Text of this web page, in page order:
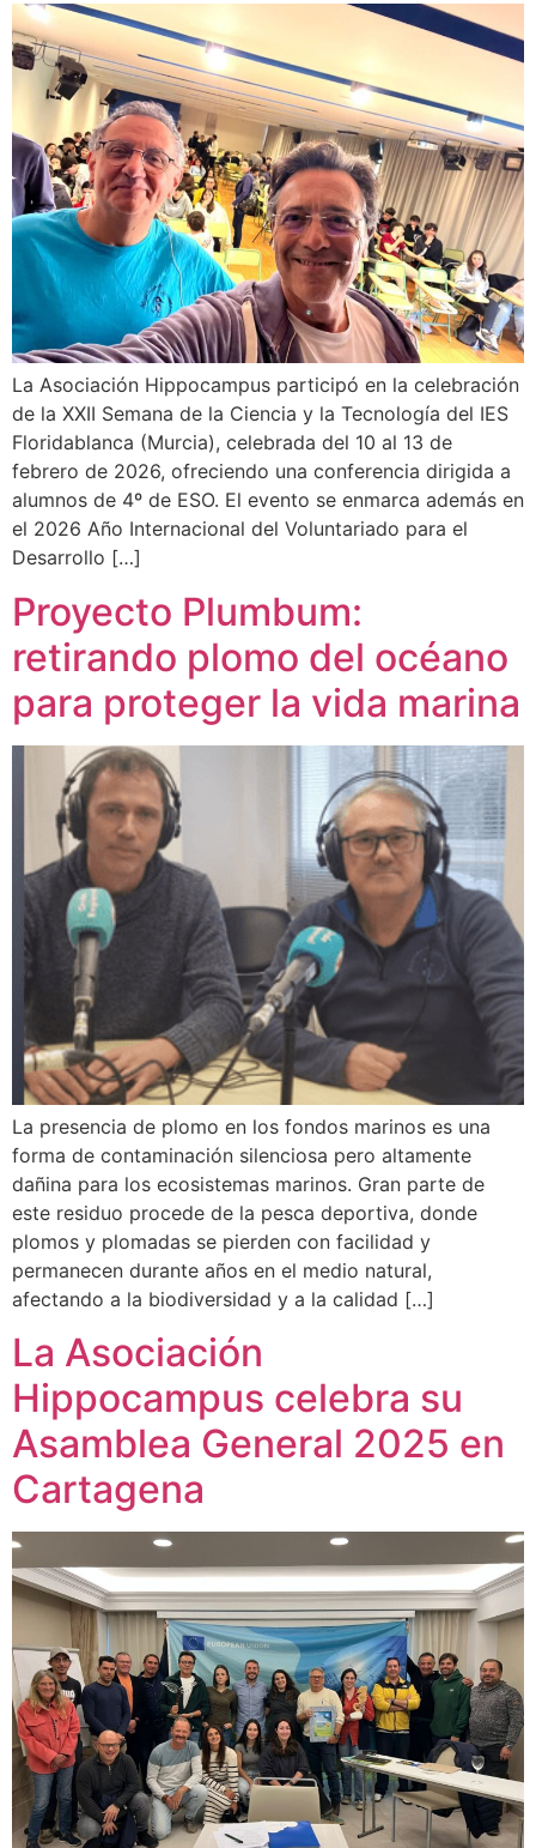
La Asociación Hippocampus participó en la celebración
de la XXII Semana de la Ciencia y la Tecnología del IES
Floridablanca (Murcia), celebrada del 10 al 13 de
febrero de 2026, ofreciendo una conferencia dirigida a
alumnos de 4º de ESO. El evento se enmarca además en
el 2026 Año Internacional del Voluntariado para el
Desarrollo […]
Proyecto Plumbum:
retirando plomo del océano
para proteger la vida marina
La presencia de plomo en los fondos marinos es una
forma de contaminación silenciosa pero altamente
dañina para los ecosistemas marinos. Gran parte de
este residuo procede de la pesca deportiva, donde
plomos y plomadas se pierden con facilidad y
permanecen durante años en el medio natural,
afectando a la biodiversidad y a la calidad […]
La Asociación
Hippocampus celebra su
Asamblea General 2025 en
Cartagena